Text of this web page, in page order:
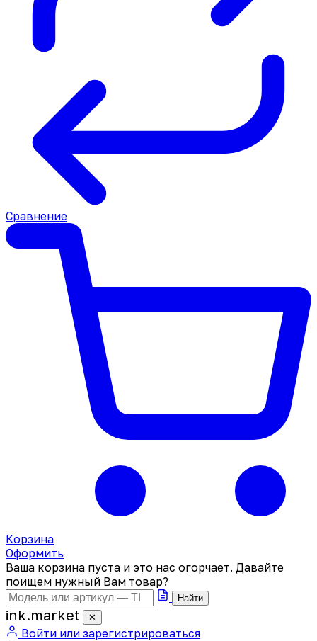
Сравнение
Корзина
Оформить
Ваша корзина пуста и это нас огорчает. Давайте
поищем нужный Вам товар?
Найти
ink.market ✕
Войти или зарегистрироваться